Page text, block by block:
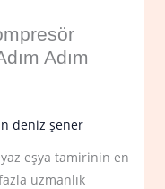
Adım
deniz şener
eşya tamirinin en
uzmanlık